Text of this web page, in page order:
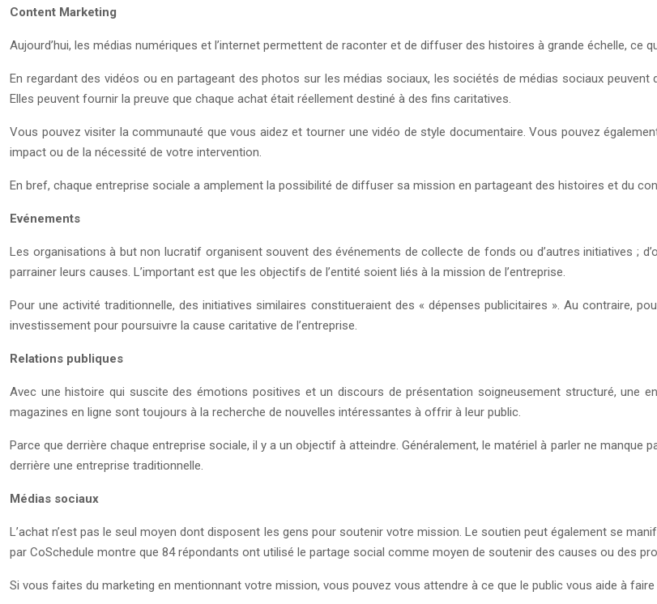
Content Marketing
Aujourd’hui, les médias numériques et l’internet permettent de raconter et de diffuser des histoires à grande échelle, ce
En regardant des vidéos ou en partageant des photos sur les médias sociaux, les sociétés de médias sociaux
Elles peuvent fournir la preuve que chaque achat était réellement destiné à des fins caritatives.
Vous pouvez visiter la communauté que vous aidez et tourner une vidéo de style documentaire. Vous pouvez
impact ou de la nécessité de votre intervention.
En bref, chaque entreprise sociale a amplement la possibilité de diffuser sa mission en partageant des histoires et du
Evénements
Les organisations à but non lucratif organisent souvent des événements de collecte de fonds ou d’autres initiatives ;
parrainer leurs causes. L’important est que les objectifs de l’entité soient liés à la mission de l’entreprise.
Pour une activité traditionnelle, des initiatives similaires constitueraient des « dépenses publicitaires ». Au contraire,
investissement pour poursuivre la cause caritative de l’entreprise.
Relations publiques
Avec une histoire qui suscite des émotions positives et un discours de présentation soigneusement structuré, une
magazines en ligne sont toujours à la recherche de nouvelles intéressantes à offrir à leur public.
Parce que derrière chaque entreprise sociale, il y a un objectif à atteindre. Généralement, le matériel à parler ne
derrière une entreprise traditionnelle.
Médias sociaux
L’achat n’est pas le seul moyen dont disposent les gens pour soutenir votre mission. Le soutien peut également se
par CoSchedule montre que 84 répondants ont utilisé le partage social comme moyen de soutenir des causes ou des
Si vous faites du marketing en mentionnant votre mission, vous pouvez vous attendre à ce que le public vous aide à